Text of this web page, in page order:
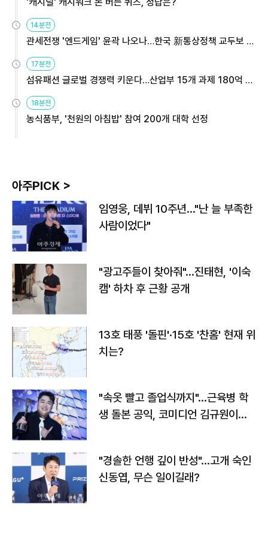
14분전
관세전쟁 '엔드게임' 윤곽 나오나…한국 新통상정책 교두보 활
용해야
17분전
섬유패션 글로벌 경쟁력 키운다…산업부 15개 과제 180억 지
원
18분전
농식품부, '천원의 아침밥' 참여 200개 대학 선정
아주PICK >
임영웅, 데뷔 10주년…"난 늘 부족한
사람이었다"
"광고주들이 찾아줘"…진태현, '이숙
캠' 하차 후 근황 공개
13호 태풍 '돌핀'·15호 '찬홈' 현재 위
치는?
"속옷 빨고 졸업식까지"…근육병 학
생 돌본 공익, 코미디언 김규원이었
"경솔한 언행 깊이 반성"…고개 숙인
신동엽, 무슨 일이길래?